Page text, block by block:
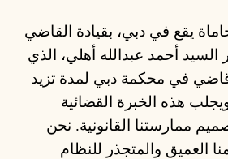
يقع في دبي، بقيادة القاضي
السيد أحمد عبدالله أهلي، الذي
في محكمة دبي لمدة تزيد
ويجلب هذه الخبرة القضائية
ممارستنا القانونية. نحن
العميق والمتجذر للنظام